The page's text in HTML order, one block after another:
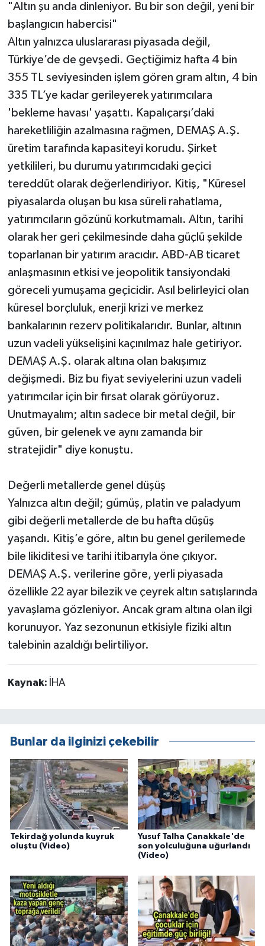
"Altın şu anda dinleniyor. Bu bir son değil, yeni bir
başlangıcın habercisi"
Altın yalnızca uluslararası piyasada değil,
Türkiye’de de gevşedi. Geçtiğimiz hafta 4 bin
355 TL seviyesinden işlem gören gram altın, 4 bin
335 TL’ye kadar gerileyerek yatırımcılara
'bekleme havası' yaşattı. Kapalıçarşı’daki
hareketliliğin azalmasına rağmen, DEMAŞ A.Ş.
üretim tarafında kapasiteyi korudu. Şirket
yetkilileri, bu durumu yatırımcıdaki geçici
tereddüt olarak değerlendiriyor. Kitiş, "Küresel
piyasalarda oluşan bu kısa süreli rahatlama,
yatırımcıların gözünü korkutmamalı. Altın, tarihi
olarak her geri çekilmesinde daha güçlü şekilde
toparlanan bir yatırım aracıdır. ABD-AB ticaret
anlaşmasının etkisi ve jeopolitik tansiyondaki
göreceli yumuşama geçicidir. Asıl belirleyici olan
küresel borçluluk, enerji krizi ve merkez
bankalarının rezerv politikalarıdır. Bunlar, altının
uzun vadeli yükselişini kaçınılmaz hale getiriyor.
DEMAŞ A.Ş. olarak altına olan bakışımız
değişmedi. Biz bu fiyat seviyelerini uzun vadeli
yatırımcılar için bir fırsat olarak görüyoruz.
Unutmayalım; altın sadece bir metal değil, bir
güven, bir gelenek ve aynı zamanda bir
stratejidir" diye konuştu.
Değerli metallerde genel düşüş
Yalnızca altın değil; gümüş, platin ve paladyum
gibi değerli metallerde de bu hafta düşüş
yaşandı. Kitiş’e göre, altın bu genel gerilemede
bile likiditesi ve tarihi itibarıyla öne çıkıyor.
DEMAŞ A.Ş. verilerine göre, yerli piyasada
özellikle 22 ayar bilezik ve çeyrek altın satışlarında
yavaşlama gözleniyor. Ancak gram altına olan ilgi
korunuyor. Yaz sezonunun etkisiyle fiziki altın
talebinin azaldığı belirtiliyor.
Kaynak: İHA
Bunlar da ilginizi çekebilir
Tekirdağ yolunda kuyruk
oluştu (Video)
Yusuf Talha Çanakkale'de
son yolculuğuna uğurlandı
(Video)